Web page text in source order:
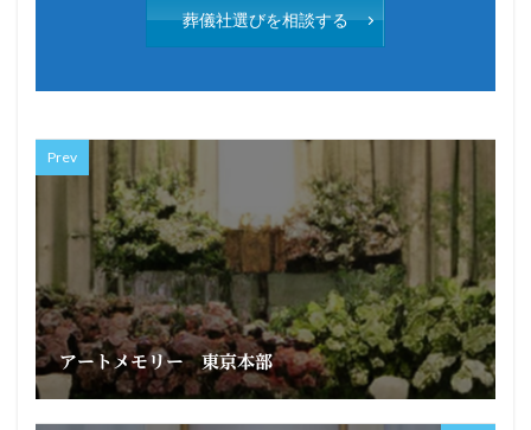
葬儀社選びを相談する
Prev
アートメモリー 東京本部